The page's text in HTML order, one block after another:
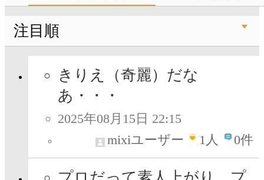
注目順
きりえ（奇麗）だな
あ・・・
2025年08月15日 22:15
mixiユーザー
1人 0件